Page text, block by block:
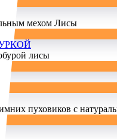
мехом Лисы
лисы
пуховиков с